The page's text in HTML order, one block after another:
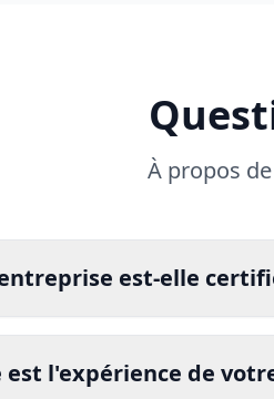
À propos
est-elle
est l'expérience de